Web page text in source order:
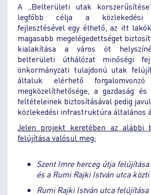
A „Belterületi utak
legfőbb célja a közlekedési
fejlesztésével egy élhető, az itt
magasabb megelégedettséget
kialakítása a város öt
belterületi úthálózat minőségi
önkormányzati tulajdonú utak
általuk elérhető forgalomvonzó
megközelíthetősége, a gazdaság
feltételeinek biztosításával pedig
közlekedési infrastruktúra általános
Jelen projekt keretében az alábbi
felújítása valósul meg:
Szent Imre herceg útja
és a Rumi Rajki István utca közti
Rumi Rajki István utca felújítása